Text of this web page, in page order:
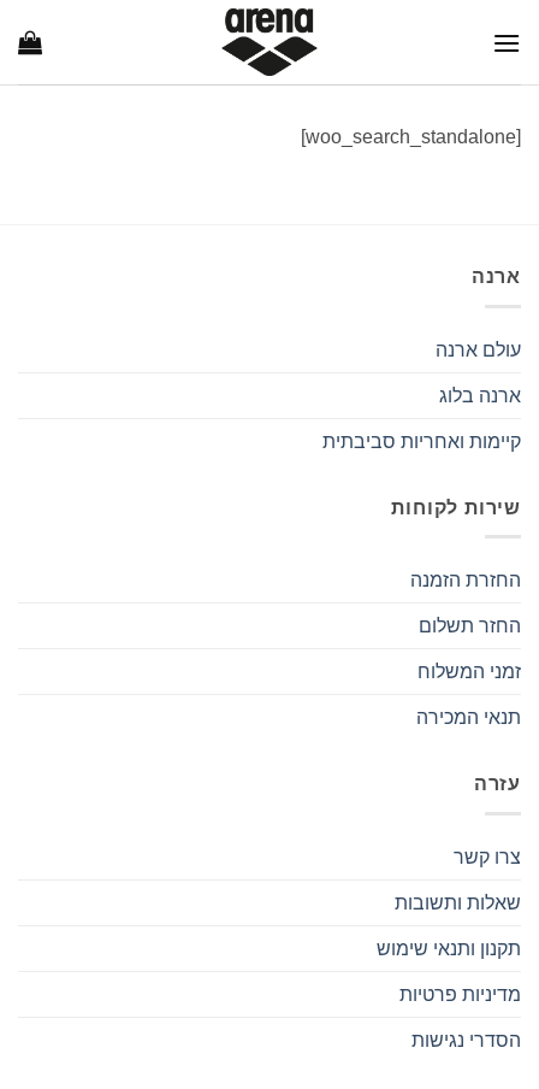
[woo_search_standalone]
ארנה
עולם ארנה
ארנה בלוג
קיימות ואחריות סביבתית
שירות לקוחות
החזרת הזמנה
החזר תשלום
זמני המשלוח
תנאי המכירה
עזרה
צרו קשר
שאלות ותשובות
תקנון ותנאי שימוש
מדיניות פרטיות
הסדרי נגישות